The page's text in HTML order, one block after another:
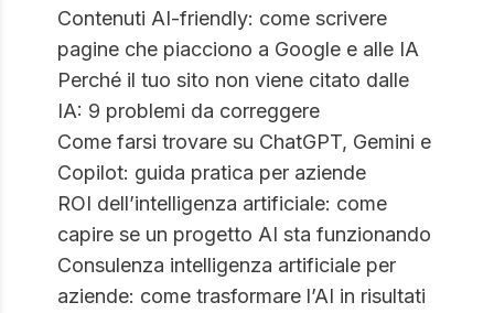
Contenuti AI-friendly: come scrivere
pagine che piacciono a Google e alle IA
Perché il tuo sito non viene citato dalle
IA: 9 problemi da correggere
Come farsi trovare su ChatGPT, Gemini e
Copilot: guida pratica per aziende
ROI dell’intelligenza artificiale: come
capire se un progetto AI sta funzionando
Consulenza intelligenza artificiale per
aziende: come trasformare l’AI in risultati